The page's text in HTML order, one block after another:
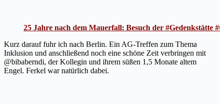
25 Jahre nach dem Mauerfall: Besuch der #Gedenkstätte
Kurz darauf fuhr ich nach Berlin. Ein AG-Treffen zum Thema
Inklusion und anschließend noch eine schöne Zeit verbringen mit
@bibaberndi, der Kollegin und ihrem süßen 1,5 Monate altem
Engel. Ferkel war natürlich dabei.